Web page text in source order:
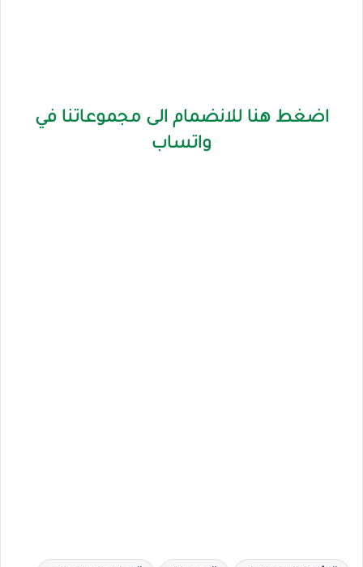
اضغط هنا للانضمام الى مجموعاتنا في
واتساب